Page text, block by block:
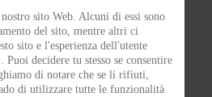
sito Web. Alcuni di essi sono
del sito, mentre altri ci
sito e l'esperienza dell'utente
decidere tu stesso se consentire
di notare che se li rifiuti,
di utilizzare tutte le funzionalità